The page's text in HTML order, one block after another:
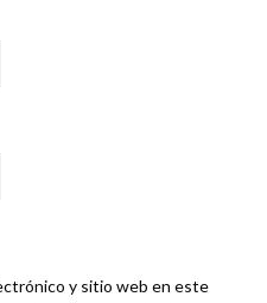
y sitio web en este